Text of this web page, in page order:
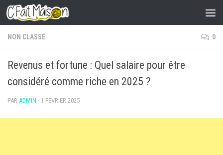
Skip to content
NON CLASSÉ 0
Revenus et fortune : Quel salaire pour être
considéré comme riche en 2025 ?
PAR ADMIN · 1 FÉVRIER 2025